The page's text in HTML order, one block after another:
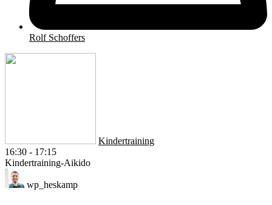
Rolf Schoffers
Kindertraining
16:30 - 17:15
Kindertraining-Aikido
wp_heskamp